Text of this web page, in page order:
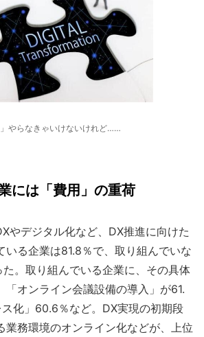
」やらなきゃいけないけれど……
には「費用」の重荷
やデジタル化など、DX推進に向けた
いる企業は81.8％で、取り組んでいな
た。取り組んでいる企業に、その具体
「オンライン会議設備の導入」が61.
化」60.6％など。DX実現の初期段
業務環境のオンライン化などが、上位